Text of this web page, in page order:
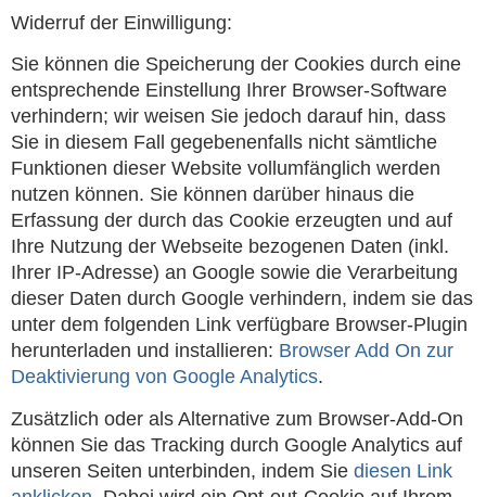
Widerruf der Einwilligung:
Sie können die Speicherung der Cookies durch eine
entsprechende Einstellung Ihrer Browser-Software
verhindern; wir weisen Sie jedoch darauf hin, dass
Sie in diesem Fall gegebenenfalls nicht sämtliche
Funktionen dieser Website vollumfänglich werden
nutzen können. Sie können darüber hinaus die
Erfassung der durch das Cookie erzeugten und auf
Ihre Nutzung der Webseite bezogenen Daten (inkl.
Ihrer IP-Adresse) an Google sowie die Verarbeitung
dieser Daten durch Google verhindern, indem sie das
unter dem folgenden Link verfügbare Browser-Plugin
herunterladen und installieren: Browser Add On zur
Deaktivierung von Google Analytics.
Zusätzlich oder als Alternative zum Browser-Add-On
können Sie das Tracking durch Google Analytics auf
unseren Seiten unterbinden, indem Sie diesen Link